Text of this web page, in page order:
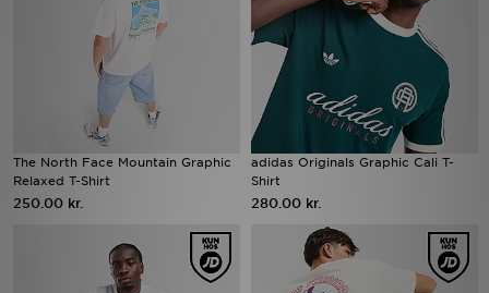
The North Face Mountain Graphic
Relaxed T-Shirt
250.00 kr.
adidas Originals Graphic Cali T-
Shirt
280.00 kr.